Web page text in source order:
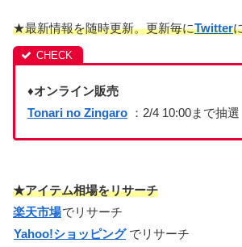
★最新情報を随時更新。更新毎にTwitter
♦オンライン販売
Tonari no Zingaro ：2/4 10:00まで抽選
★アイテム相場をリサーチ
楽天市場でリサーチ
Yahoo!ショッピングでリサーチ